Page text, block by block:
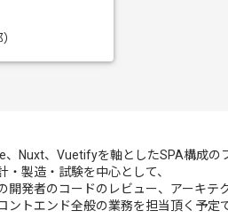
、Nuxt、Vuetifyを軸としたSPA構成の
・製造・試験を中心として、
開発者のコードのレビュー、アーキテ
ントエンド全般の業務を担当頂く予定で